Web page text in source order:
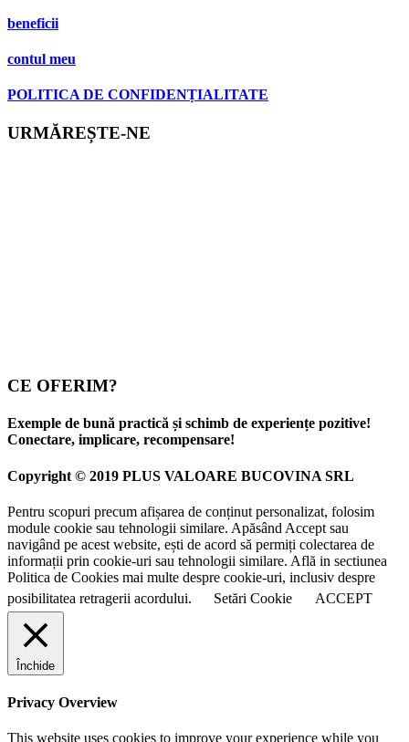
beneficii
contul meu
POLITICA DE CONFIDENȚIALITATE
URMĂREȘTE-NE
CE OFERIM?
Exemple de bună practică și schimb de experiențe pozitive!
Conectare, implicare, recompensare!
Copyright © 2019 PLUS VALOARE BUCOVINA SRL
Pentru scopuri precum afișarea de conținut personalizat, folosim
module cookie sau tehnologii similare. Apăsând Accept sau
navigând pe acest website, ești de acord să permiți colectarea de
informații prin cookie-uri sau tehnologii similare. Află in sectiunea
Politica de Cookies mai multe despre cookie-uri, inclusiv despre
posibilitatea retragerii acordului.
Setări Cookie ACCEPT
Închide
Privacy Overview
This website uses cookies to improve your experience while you